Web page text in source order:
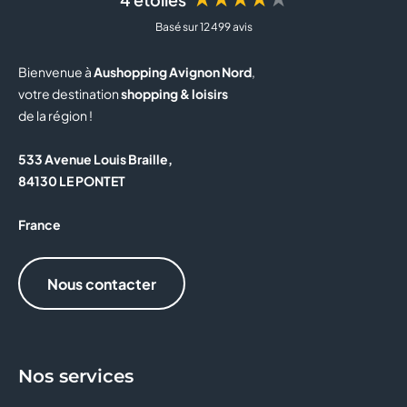
BUT
BZB
CALZEDONIA
CELIO
Basé sur 12 499 avis
Bienvenue àAushopping Avignon Nord,
votre destinationshopping & loisirs
de la région !
533 Avenue Louis Braille,
84130 LE PONTET
France
Nous contacter
Nos services